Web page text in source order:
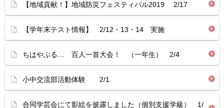
【地域貢献！】地域防災フェスティバル2019 2/17
【学年末テスト情報】 2/12・13・14 実施
ちはやぶる… 百人一首大会！ （一年生） 2/4
小中交流部活動体験 2/1
合同学芸会にて影絵を披露しました（個別支援学級） 1/